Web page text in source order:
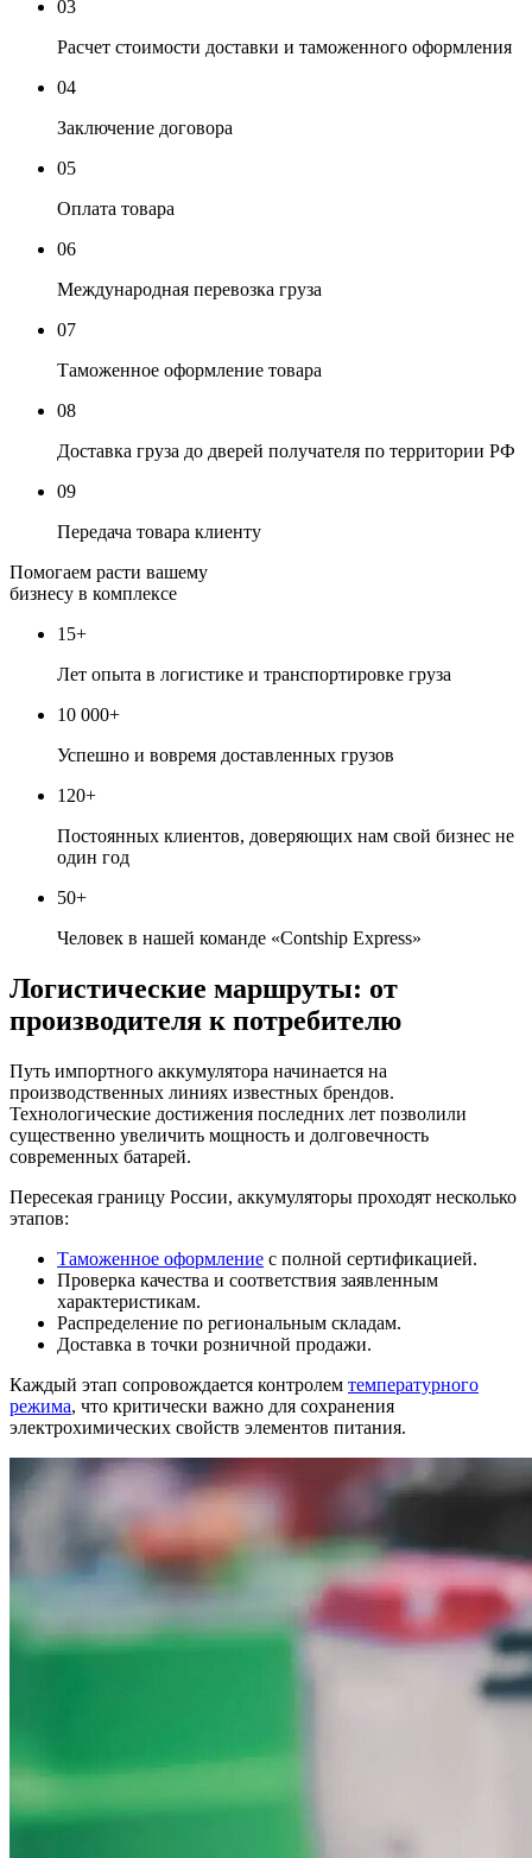
03
Расчет стоимости доставки и таможенного оформления
04
Заключение договора
05
Оплата товара
06
Международная перевозка груза
07
Таможенное оформление товара
08
Доставка груза до дверей получателя по территории РФ
09
Передача товара клиенту
Помогаем расти вашему
бизнесу в комплексе
15+
Лет опыта в логистике и транспортировке груза
10 000+
Успешно и вовремя доставленных грузов
120+
Постоянных клиентов, доверяющих нам свой бизнес не
один год
50+
Человек в нашей команде «Contship Express»
Логистические маршруты: от
производителя к потребителю
Путь импортного аккумулятора начинается на
производственных линиях известных брендов.
Технологические достижения последних лет позволили
существенно увеличить мощность и долговечность
современных батарей.
Пересекая границу России, аккумуляторы проходят несколько
этапов:
Таможенное оформление с полной сертификацией.
Проверка качества и соответствия заявленным
характеристикам.
Распределение по региональным складам.
Доставка в точки розничной продажи.
Каждый этап сопровождается контролем температурного
режима, что критически важно для сохранения
электрохимических свойств элементов питания.